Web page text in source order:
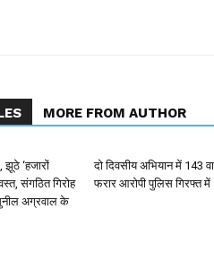
MORE FROM AUTHOR
झूठे ‘हजारों
संगठित गिरोह
अग्रवाल के
दो दिवसीय अभियान में 143
फरार आरोपी पुलिस गिरफ्त में